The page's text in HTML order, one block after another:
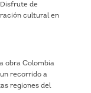
de
cultural en
obra Colombia
recorrido a
regiones del